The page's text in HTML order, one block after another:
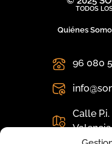
TODOS
96 080
Calle
Valencia
Quiénes